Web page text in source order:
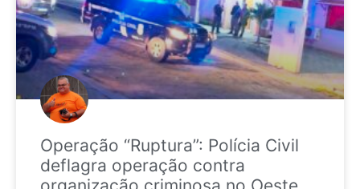
Operação “Ruptura”: Polícia Civil
deflagra operação contra